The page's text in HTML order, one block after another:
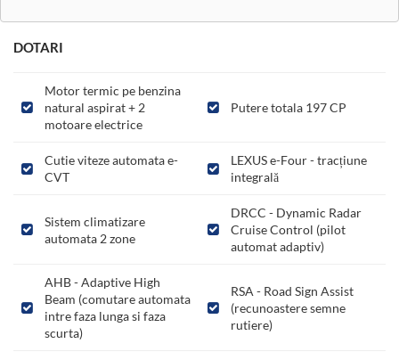
DOTARI
Motor termic pe benzina
natural aspirat + 2
motoare electrice
Putere totala 197 CP
Cutie viteze automata e-
CVT
LEXUS e-Four - tracțiune
integrală
Sistem climatizare
automata 2 zone
DRCC - Dynamic Radar
Cruise Control (pilot
automat adaptiv)
AHB - Adaptive High
Beam (comutare automata
intre faza lunga si faza
scurta)
RSA - Road Sign Assist
(recunoastere semne
rutiere)